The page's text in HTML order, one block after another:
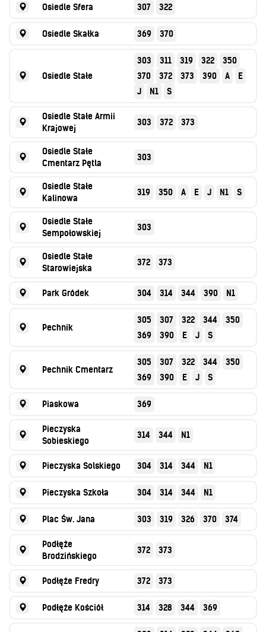
Osiedle Sfera 307 322
Osiedle Skałka 369 370
Osiedle Stałe
303 311 319 322
350
370
372 373 390 A
E
J
N1 S
Osiedle Stałe Armii
Krajowej
303 372 373
Osiedle Stałe
Cmentarz Pętla
303
Osiedle Stałe
Kalinowa
319 350 A E J N1 S
Osiedle Stałe
Sempołowskiej
303
Osiedle Stałe
Starowiejska
372 373
Park Gródek 304 314 344 390 N1
Pechnik
305 307 322 344
350
369
390 E J S
Pechnik Cmentarz
305 307 322 344
350
369
390 E J S
Piaskowa 369
Pieczyska
Sobieskiego
314 344 N1
Pieczyska Solskiego 304 314 344 N1
Pieczyska Szkoła 304 314 344 N1
Plac Św. Jana 303 319 326 370 374
Podłęże
Brodzińskiego
372 373
Podłęże Fredry 372 373
Podłęże Kościół 314 328 344 369